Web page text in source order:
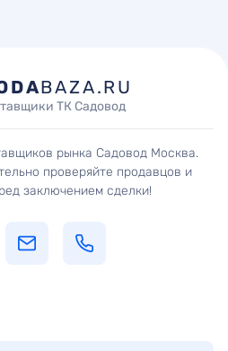
BAZA.RU
ТК Садовод
рынка Садовод Москва.
проверяйте продавцов и
заключением сделки!